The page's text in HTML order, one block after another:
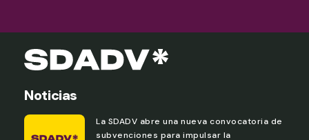
Noticias
La SDADV abre una nueva convocatoria de
subvenciones para impulsar la